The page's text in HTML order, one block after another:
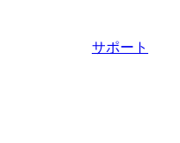
サポート